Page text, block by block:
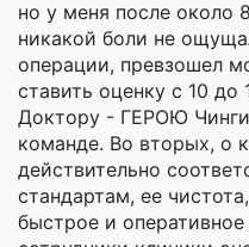
но у меня после около
никакой боли не
операции, превзошел
ставить оценку с 10 до
Доктору - ГЕРОЮ
команде. Во вторых, о
действительно
стандартам, ее
быстрое и